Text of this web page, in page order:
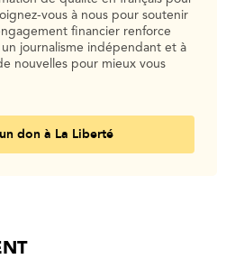
vous à nous pour soutenir
financier renforce
journalisme indépendant et à
nouvelles pour mieux vous
don à La Liberté